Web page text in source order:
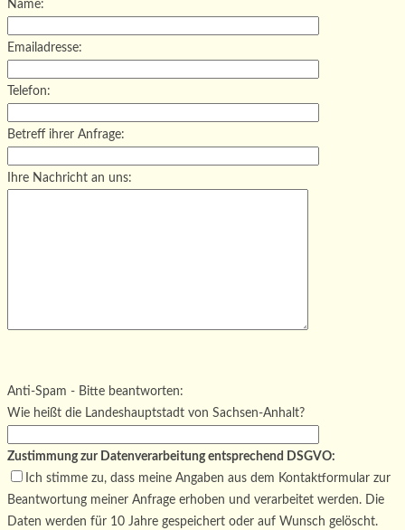
Name:
Emailadresse:
Telefon:
Betreff ihrer Anfrage:
Ihre Nachricht an uns:
Bitte lasse dieses Feld leer.
Anti-Spam - Bitte beantworten:
Wie heißt die Landeshauptstadt von Sachsen-Anhalt?
Zustimmung zur Datenverarbeitung entsprechend DSGVO:
Ich stimme zu, dass meine Angaben aus dem Kontaktformular zur
Beantwortung meiner Anfrage erhoben und verarbeitet werden. Die
Daten werden für 10 Jahre gespeichert oder auf Wunsch gelöscht.